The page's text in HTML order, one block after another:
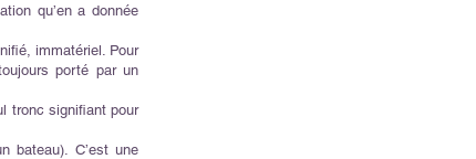
qu’en a donnée
immatériel. Pour
porté par un
tronc signifiant pour
bateau). C’est une